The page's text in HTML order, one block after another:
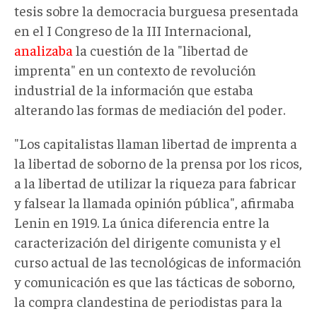
tesis sobre la democracia burguesa presentada
en el I Congreso de la III Internacional,
analizaba la cuestión de la "libertad de
imprenta" en un contexto de revolución
industrial de la información que estaba
alterando las formas de mediación del poder.
"Los capitalistas llaman libertad de imprenta a
la libertad de soborno de la prensa por los ricos,
a la libertad de utilizar la riqueza para fabricar
y falsear la llamada opinión pública", afirmaba
Lenin en 1919. La única diferencia entre la
caracterización del dirigente comunista y el
curso actual de las tecnológicas de información
y comunicación es que las tácticas de soborno,
la compra clandestina de periodistas para la